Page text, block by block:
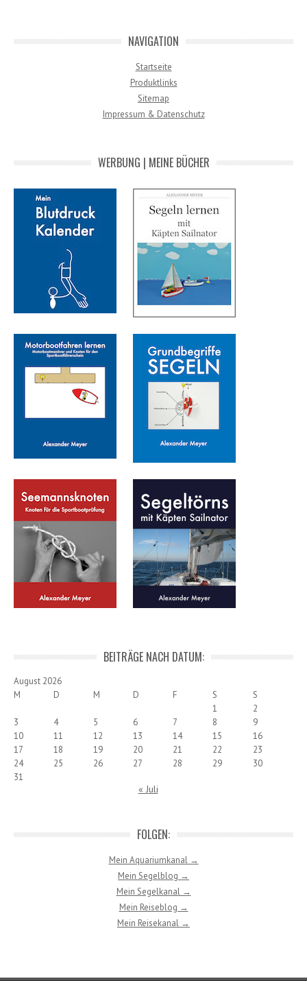
NAVIGATION
Startseite
Produktlinks
Sitemap
Impressum & Datenschutz
WERBUNG | MEINE BÜCHER
BEITRÄGE NACH DATUM:
August 2026
M
D M D F S
S
1
2
3
4 5 6 7 8
9
10
11 12 13 14 15
16
17
18 19 20 21 22
23
24
25 26 27 28 29
30
31
« Juli
FOLGEN:
Mein Aquariumkanal →
Mein Segelblog →
Mein Segelkanal →
Mein Reiseblog →
Mein Reisekanal →